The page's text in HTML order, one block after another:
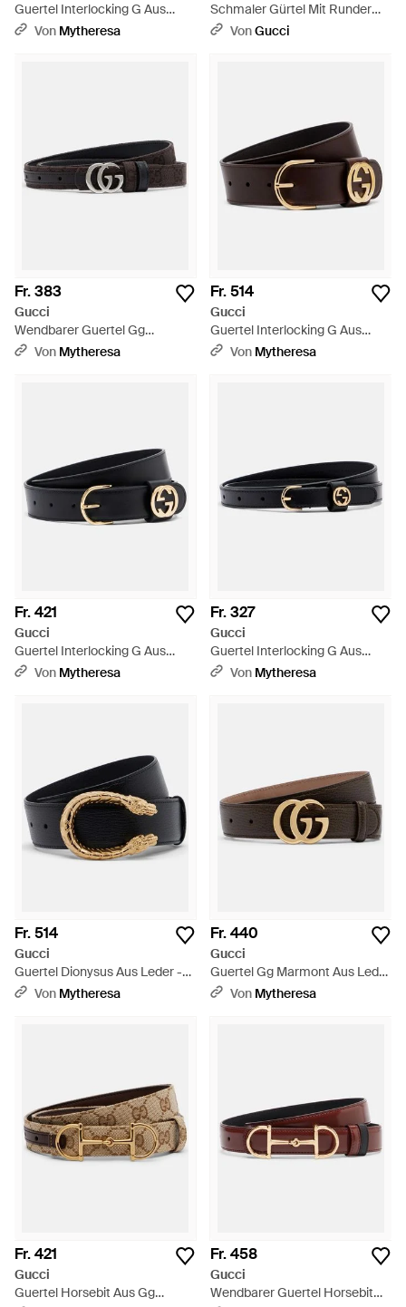
Guertel Interlocking G Aus
Leder - Weiß
Von Mytheresa
Schmaler Gürtel Mit Runder
Schnalle, Größe 100 - Schwarz
VonGucci
Fr. 383
Gucci
Wendbarer Guertel Gg
Marmont Aus Canvas -
Von Mytheresa
Fr. 514
Gucci
Guertel Interlocking G Aus
Leder - Schwarz
Von Mytheresa
Fr. 421
Gucci
Guertel Interlocking G Aus
Leder - Schwarz
Von Mytheresa
Fr. 327
Gucci
Guertel Interlocking G Aus
Leder - Schwarz
Von Mytheresa
Fr. 514
Gucci
Guertel Dionysus Aus Leder -
Schwarz
Von Mytheresa
Fr. 440
Gucci
Guertel Gg Marmont Aus Leder
- Braun
Von Mytheresa
Fr. 421
Gucci
Guertel Horsebit Aus Gg
Fr. 458
Gucci
Wendbarer Guertel Horsebit